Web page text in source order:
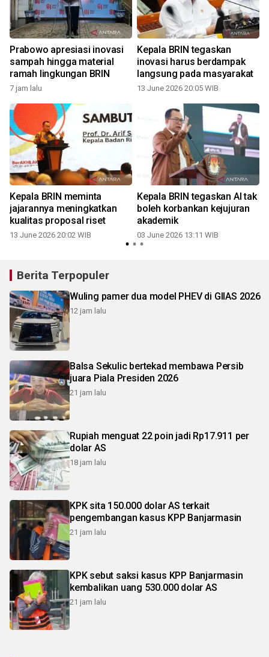
Prabowo apresiasi inovasi
sampah hingga material
ramah lingkungan BRIN
7 jam lalu
Kepala BRIN tegaskan
inovasi harus berdampak
langsung pada masyarakat
13 June 2026 20:05 WIB
Kepala BRIN meminta
jajarannya meningkatkan
kualitas proposal riset
13 June 2026 20:02 WIB
Kepala BRIN tegaskan AI tak
boleh korbankan kejujuran
akademik
03 June 2026 13:11 WIB
Berita Terpopuler
Wuling pamer dua model PHEV di GIIAS 2026
12 jam lalu
Balsa Sekulic bertekad membawa Persib
juara Piala Presiden 2026
21 jam lalu
Rupiah menguat 22 poin jadi Rp17.911 per
dolar AS
18 jam lalu
KPK sita 150.000 dolar AS terkait
pengembangan kasus KPP Banjarmasin
21 jam lalu
KPK sebut saksi kasus KPP Banjarmasin
kembalikan uang 530.000 dolar AS
21 jam lalu